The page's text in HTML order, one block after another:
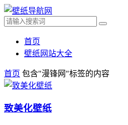
首页
壁纸网站大全
首页 包含"漫锋网"标签的内容
致美化壁纸